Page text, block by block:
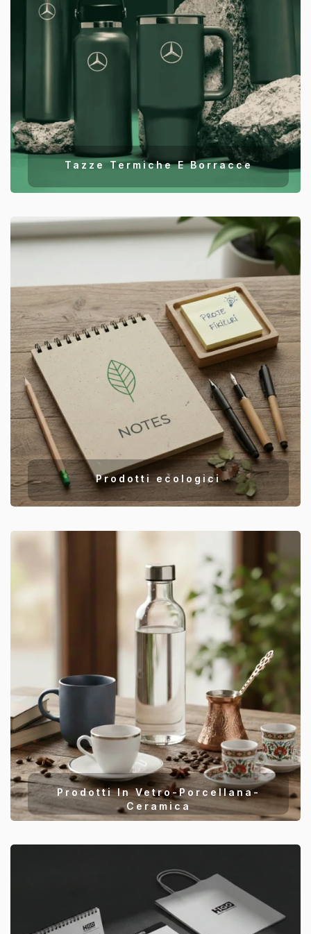
Tazze Termiche E Borracce
Prodotti ecologici
Prodotti In Vetro-Porcellana-
Ceramica